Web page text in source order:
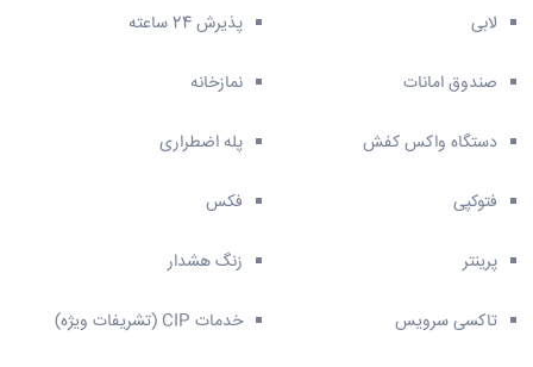
لابی پذیرش 24 ساعته
صندوق امانات نمازخانه
دستگاه واکس کفش پله اضطراری
فتوکپی فکس
پرینتر زنگ هشدار
تاکسی سرویس خدمات CIP (تشریفات ویژه)